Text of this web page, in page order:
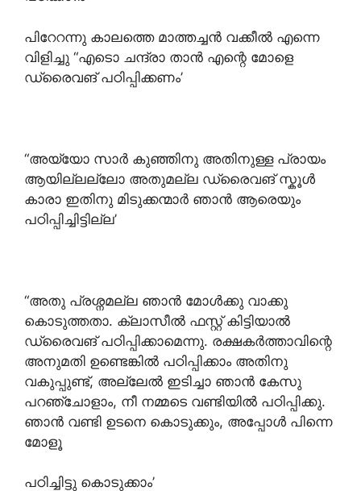
പിറേറന്നു കാലത്തെ മാത്തച്ചൻ വക്കീൽ എന്നെ
വിളിച്ചു “എടൊ ചന്ദ്രാ താൻ എന്റെ മോളെ
ഡ്രൈവങ് പഠിപ്പിക്കണം’
“അയ്യോ സാർ കുഞ്ഞിനു അതിനുള്ള പ്രായം
ആയില്ലല്ലോ അതുമല്ല ഡ്രൈവങ് സ്കൂൾ
കാരാ ഇതിനു മിടുക്കന്മാർ ഞാൻ ആരെയും
പഠിപ്പിച്ചിട്ടില്ല’
“അതു പ്രശ്നമല്ല ഞാൻ മോൾക്കു വാക്കു
കൊടുത്തതാ. ക്ലാസീൽ ഫസ്റ്റ് കിട്ടിയാൽ
ഡ്രൈവങ് പഠിപ്പിക്കാമെന്നു. രക്ഷകർത്താവിന്റെ
അനുമതി ഉണ്ടെങ്കിൽ പഠിപ്പിക്കാം അതിനു
വകുപ്പുണ്ട്, അല്ലേൽ ഇടിച്ചാ ഞാൻ കേസു
പറഞ്ചോളാം, നീ നമ്മടെ വണ്ടിയിൽ പഠിപ്പിക്കു.
ഞാൻ വണ്ടി ഉടനെ കൊടുക്കും, അപ്പോൾ പിന്നെ
മോളൂ
പഠിച്ചിട്ടു കൊടുക്കാം’